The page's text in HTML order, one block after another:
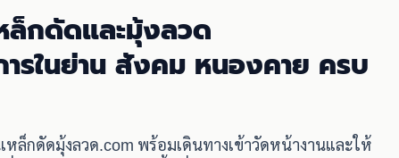
ล็กดัดและมุ้งลวด
รในย่าน สังคม หนองคาย ครบ
ล็กดัดมุ้งลวด.com พร้อมเดินทางเข้าวัดหน้างานและให้